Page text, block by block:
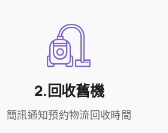
2.回收舊機
簡訊通知預約物流回收時間
2.回收舊機
簡訊通知預約物流回收時間